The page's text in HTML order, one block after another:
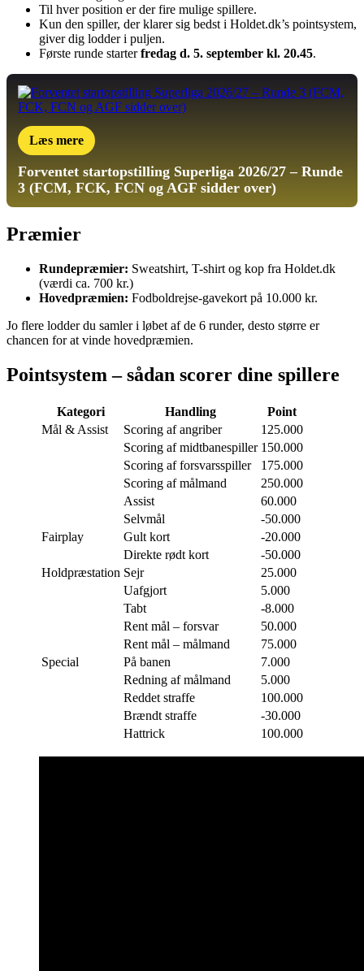
Til hver position er der fire mulige spillere.
Kun den spiller, der klarer sig bedst i Holdet.dk’s pointsystem,
giver dig lodder i puljen.
Første runde starterfredag d. 5. september kl. 20.45.
Læs mere
Forventet startopstilling Superliga 2026/27 – Runde
3 (FCM, FCK, FCN og AGF sidder over)
Præmier
Rundepræmier: Sweatshirt, T-shirt og kop fra Holdet.dk
(værdi ca. 700 kr.)
Hovedpræmien: Fodboldrejse-gavekort på 10.000 kr.
Jo flere lodder du samler i løbet af de 6 runder, desto større er
chancen for at vinde hovedpræmien.
Pointsystem – sådan scorer dine spillere
Kategori Handling
Point
Mål & Assist
Scoring af angriber
125.000
Scoring af midtbanespiller 150.000
Scoring af forsvarsspiller
175.000
Scoring af målmand
250.000
Assist
60.000
Selvmål
-50.000
Fairplay
Gult kort
-20.000
Direkte rødt kort
-50.000
Holdpræstation Sejr
25.000
Uafgjort
5.000
Tabt
-8.000
Rent mål – forsvar
50.000
Rent mål – målmand
75.000
Special
På banen
7.000
Redning af målmand
5.000
Reddet straffe
100.000
Brændt straffe
-30.000
Hattrick
100.000